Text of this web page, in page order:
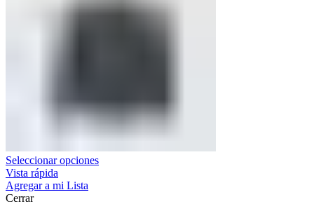
Seleccionar opciones
Vista rápida
Agregar a mi Lista
Cerrar